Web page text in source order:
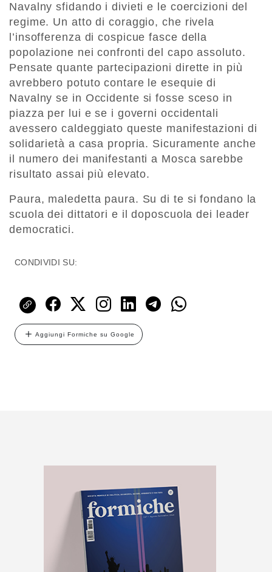
Navalny sfidando i divieti e le coercizioni del
regime. Un atto di coraggio, che rivela
l’insofferenza di cospicue fasce della
popolazione nei confronti del capo assoluto.
Pensate quante partecipazioni dirette in più
avrebbero potuto contare le esequie di
Navalny se in Occidente si fosse sceso in
piazza per lui e se i governi occidentali
avessero caldeggiato queste manifestazioni di
solidarietà a casa propria. Sicuramente anche
il numero dei manifestanti a Mosca sarebbe
risultato assai più elevato.
Paura, maledetta paura. Su di te si fondano la
scuola dei dittatori e il doposcuola dei leader
democratici.
CONDIVIDI SU:
Aggiungi Formiche su Google